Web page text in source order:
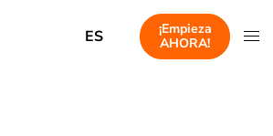
ES
¡Empieza
AHORA!